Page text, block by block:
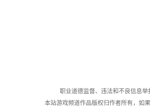
职业道德监督、违法和不良信息举
本站游戏频道作品版权归作者所有，如